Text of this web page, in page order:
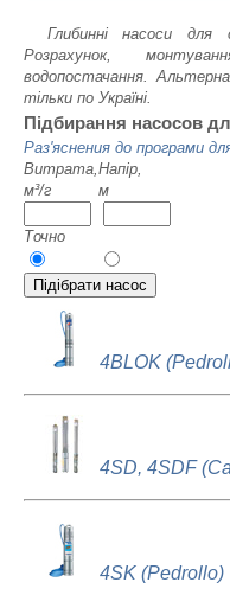
Глибинні насоси для
Розрахунок,
водопостачання.
тільки по Україні.
Підбирання насосов
Раз'яснения до програми
Витрата,
м³/г
Напір,
м
Точно
4BLOK
4SD, 4SDF
4SK (Pedrollo)